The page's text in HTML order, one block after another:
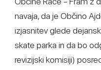
navaja, da je Občino
izjasnitev glede
skate parka in da bo
revizijski komisiji)